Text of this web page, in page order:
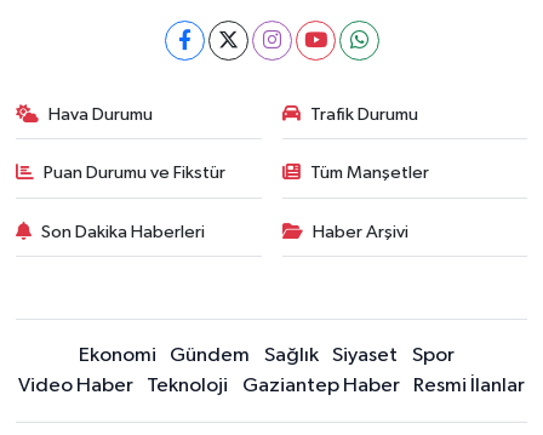
Hava Durumu Trafik Durumu
Puan Durumu ve Fikstür Tüm Manşetler
Son Dakika Haberleri Haber Arşivi
Ekonomi Gündem Sağlık Siyaset
Spor
Video Haber
Teknoloji Gaziantep Haber Resmi İlanlar